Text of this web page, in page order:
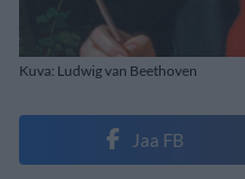
Kuva: Ludwig van Beethoven
Jaa FB